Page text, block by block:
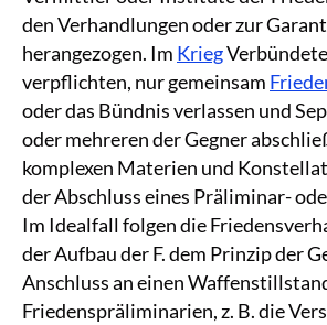
den Verhandlungen oder zur
herangezogen. Im Krieg
verpflichten, nur gemeinsam
oder das Bündnis verlassen und
oder mehreren der Gegner
komplexen Materien und
der Abschluss eines Präliminar-
Im Idealfall folgen die
der Aufbau der F. dem Prinzip der
Anschluss an einen
Friedenspräliminarien, z. B. die